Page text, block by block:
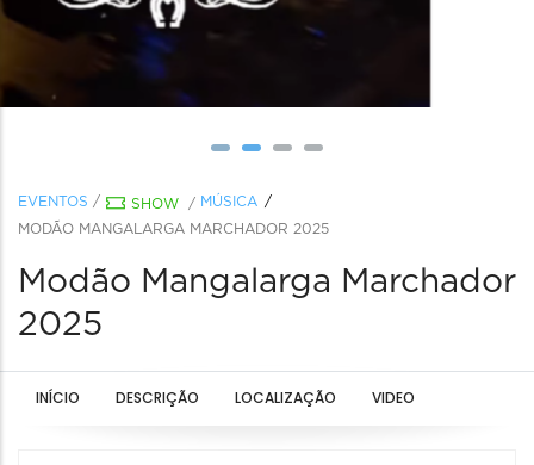
EVENTOS / SHOW / MÚSICA
MODÃO MANGALARGA MARCHADOR 2025
Modão Mangalarga Marchador
2025
INÍCIO DESCRIÇÃO LOCALIZAÇÃO VIDEO